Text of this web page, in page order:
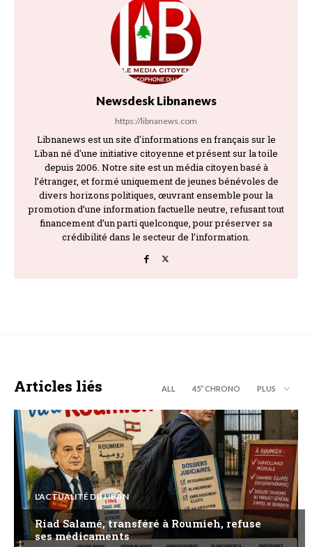
Newsdesk Libnanews
https://libnanews.com
Libnanews est un site d'informations en français sur le
Liban né d'une initiative citoyenne et présent sur la toile
depuis 2006. Notre site est un média citoyen basé à
l’étranger, et formé uniquement de jeunes bénévoles de
divers horizons politiques, œuvrant ensemble pour la
promotion d’une information factuelle neutre, refusant tout
financement d’un parti quelconque, pour préserver sa
crédibilité dans le secteur de l’information.
Articles liés ALL 45’’ CHRONO PLUS
L'ACTUALITÉ DU LIBAN
Riad Salamé, transféré à Roumieh, refuse
ses médicaments